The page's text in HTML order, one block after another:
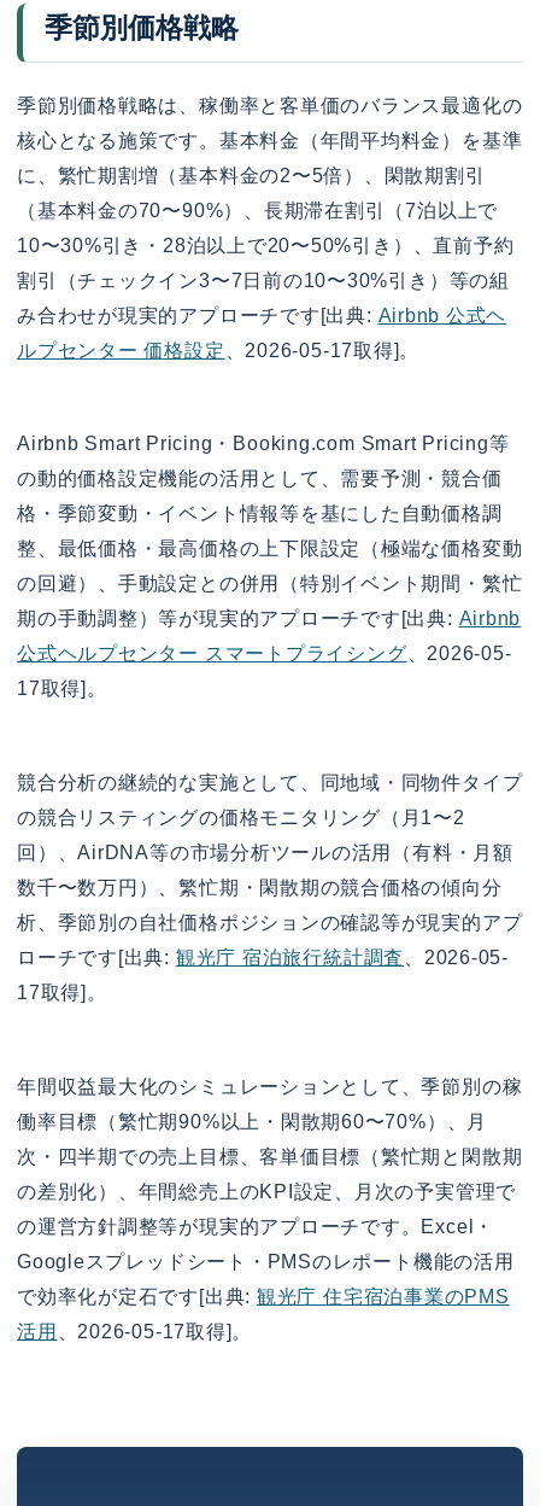
季節別価格戦略
季節別価格戦略は、稼働率と客単価のバランス最適化の
核心となる施策です。基本料金（年間平均料金）を基準
に、繁忙期割増（基本料金の2〜5倍）、閑散期割引
（基本料金の70〜90%）、長期滞在割引（7泊以上で
10〜30%引き・28泊以上で20〜50%引き）、直前予約
割引（チェックイン3〜7日前の10〜30%引き）等の組
み合わせが現実的アプローチです[出典: Airbnb 公式ヘ
ルプセンター 価格設定 、2026-05-17取得]。
Airbnb Smart Pricing・Booking.com Smart Pricing等
の動的価格設定機能の活用として、需要予測・競合価
格・季節変動・イベント情報等を基にした自動価格調
整、最低価格・最高価格の上下限設定（極端な価格変動
の回避）、手動設定との併用（特別イベント期間・繁忙
期の手動調整）等が現実的アプローチです[出典: Airbnb
公式ヘルプセンター スマートプライシング、2026-05-
17取得]。
競合分析の継続的な実施として、同地域・同物件タイプ
の競合リスティングの価格モニタリング（月1〜2
回）、AirDNA等の市場分析ツールの活用（有料・月額
数千〜数万円）、繁忙期・閑散期の競合価格の傾向分
析、季節別の自社価格ポジションの確認等が現実的アプ
ローチです[出典: 観光庁 宿泊旅行統計調査
、2026-05-
17取得]。
年間収益最大化のシミュレーションとして、季節別の稼
働率目標（繁忙期90%以上・閑散期60〜70%）、月
次・四半期での売上目標、客単価目標（繁忙期と閑散期
の差別化）、年間総売上のKPI設定、月次の予実管理で
の運営方針調整等が現実的アプローチです。Excel・
Googleスプレッドシート・PMSのレポート機能の活用
で効率化が定石です[出典: 観光庁 住宅宿泊事業のPMS
活用
、2026-05-17取得]。